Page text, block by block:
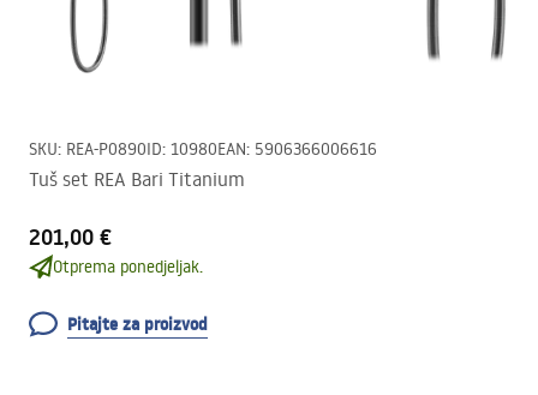
SKU: REA-P0890ID: 10980EAN: 5906366006616
Tuš set REA Bari Titanium
201,00 €
Otprema ponedjeljak.
Pitajte za proizvod